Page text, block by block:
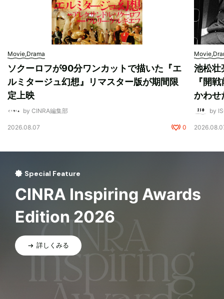
Movie,Drama
ソクーロフが90分ワンカットで描いた『エ
ルミタージュ幻想』リマスター版が期間限
定上映
by CINRA編集部
2026.08.07 0
池松壮
『開
かわせ
by
Special Feature
CINRA Inspiring Awards
Edition 2026
詳しくみる